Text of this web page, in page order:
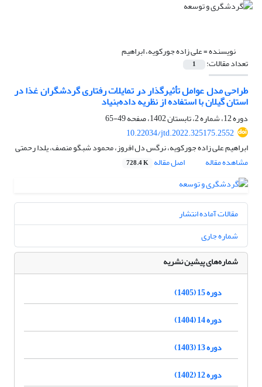
نویسنده =علی زاده جورکویه، ابراهیم
تعداد مقالات: 1
طراحی مدل عوامل تأثیرگذار در تمایلات رفتاری گردشگران غذا در
استان گیلان با استفاده از نظریهٔ داده‌بنیاد
دوره 12، شماره 2، تابستان 1402، صفحه
49-65
10.22034/jtd.2022.325175.2552
ابراهیم علی زاده جورکویه، نرگس دل افروز، محمود شبگو منصف، یلدا رحمتی
مشاهده مقاله
اصل مقاله 728.4 K
مقالات آماده انتشار
شماره جاری
شماره‌های پیشین نشریه
دوره 15 (1405)
دوره 14 (1404)
دوره 13 (1403)
دوره 12 (1402)